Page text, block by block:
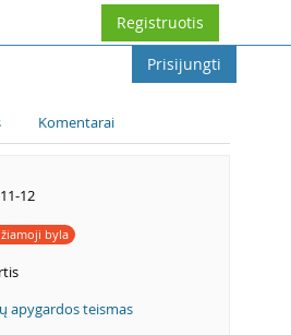
Registruotis
Prisijungti
Komentarai
12
byla
apygardos teismas